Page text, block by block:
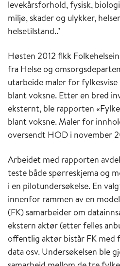
levekårsforhold, fysisk,
miljø, skader og ulykker,
helsetilstand.."
Høsten 2012 fikk
fra Helse og
utarbeide maler for fylkesvise
blant voksne. Etter en bred
eksternt, ble rapporten
blant voksne. Maler for
oversendt HOD i november
Arbeidet med rapporten
teste både spørreskjema og
i en pilotundersøkelse. En
innenfor rammen av en
(FK) samarbeider om
ekstern aktør (etter felles
offentlig aktør bistår FK med
data osv. Undersøkelsen ble